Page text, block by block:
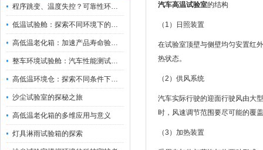
程序跳变、温度失控？可靠性环境试验箱控制系统故障处理
低温试验舱：探索不同环境下的科技边界
高低温老化箱：加速产品寿命验证的可靠伙伴
整车环境试验舱：汽车性能测试的设备
高低温环境仓：探索不同条件下的科学奥秘
沙尘试验室的探秘之旅
高低温老化箱的多维应用与意义
灯具淋雨试验箱的探索
汽车高温试验室的结构
（1）日照装置
在试验室顶壁与侧壁均匀安置红
热状态。
（2）供风系统
汽车实际行驶的迎面行驶风由大
时，风速调节范围要尽可能的覆
（3）加热装置